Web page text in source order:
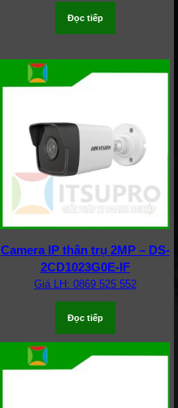
Đọc tiếp
Camera IP thân trụ 2MP – DS-
2CD1023G0E-IF
Giá LH: 0869 525 552
Đọc tiếp